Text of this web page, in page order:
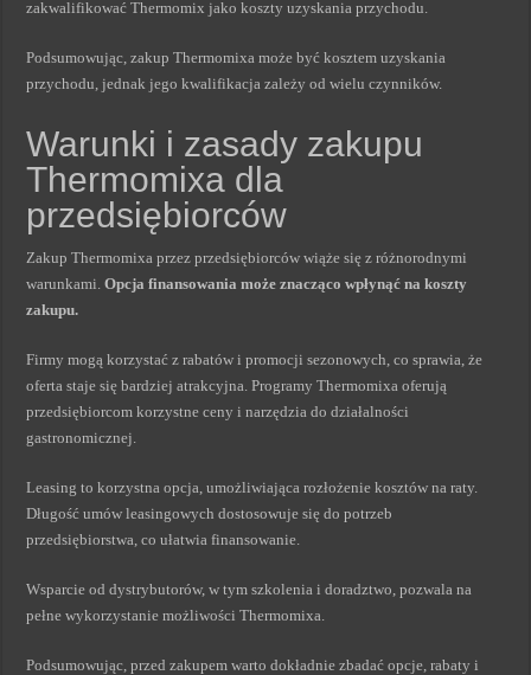
zakwalifikować Thermomix jako koszty uzyskania przychodu.
Podsumowując, zakup Thermomixa może być kosztem uzyskania
przychodu, jednak jego kwalifikacja zależy od wielu czynników.
Warunki i zasady zakupu
Thermomixa dla
przedsiębiorców
Zakup Thermomixa przez przedsiębiorców wiąże się z różnorodnymi
warunkami.Opcja finansowania może znacząco wpłynąć na koszty
zakupu.
Firmy mogą korzystać z rabatów i promocji sezonowych, co sprawia, że
oferta staje się bardziej atrakcyjna. Programy Thermomixa oferują
przedsiębiorcom korzystne ceny i narzędzia do działalności
gastronomicznej.
Leasing to korzystna opcja, umożliwiająca rozłożenie kosztów na raty.
Długość umów leasingowych dostosowuje się do potrzeb
przedsiębiorstwa, co ułatwia finansowanie.
Wsparcie od dystrybutorów, w tym szkolenia i doradztwo, pozwala na
pełne wykorzystanie możliwości Thermomixa.
Podsumowując, przed zakupem warto dokładnie zbadać opcje, rabaty i